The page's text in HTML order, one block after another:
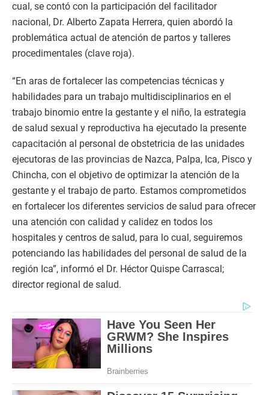
cual, se contó con la participación del facilitador
nacional, Dr. Alberto Zapata Herrera, quien abordó la
problemática actual de atención de partos y talleres
procedimentales (clave roja).
“En aras de fortalecer las competencias técnicas y
habilidades para un trabajo multidisciplinarios en el
trabajo binomio entre la gestante y el niño, la estrategia
de salud sexual y reproductiva ha ejecutado la presente
capacitación al personal de obstetricia de las unidades
ejecutoras de las provincias de Nazca, Palpa, Ica, Pisco y
Chincha, con el objetivo de optimizar la atención de la
gestante y el trabajo de parto. Estamos comprometidos
en fortalecer los diferentes servicios de salud para ofrecer
una atención con calidad y calidez en todos los
hospitales y centros de salud, para lo cual, seguiremos
potenciando las habilidades del personal de salud de la
región Ica”, informó el Dr. Héctor Quispe Carrascal;
director regional de salud.